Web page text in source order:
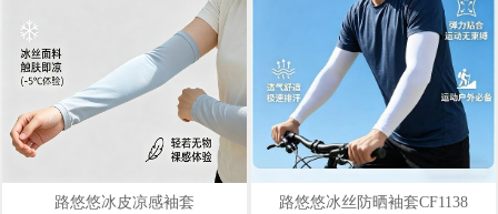
路悠悠冰皮凉感袖套
路悠悠冰丝防晒袖套CF1138